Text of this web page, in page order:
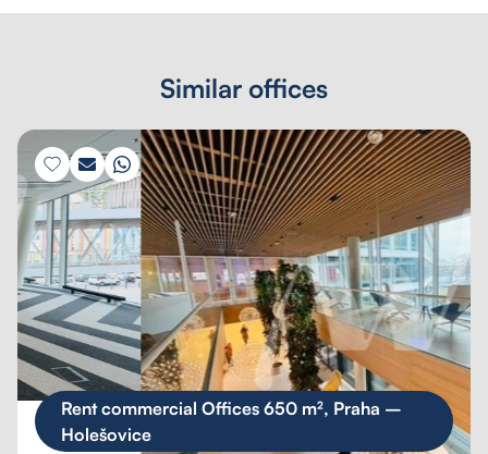
Similar offices
Rent commercial Offices 650 m², Praha –
Holešovice